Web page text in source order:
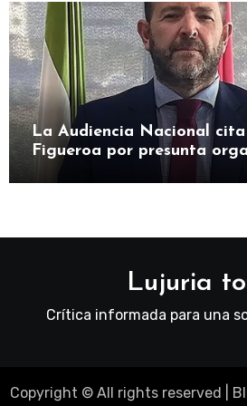
La Audiencia Nacional
Figueroa por presunta
Lujuria
Crítica informada para una
Copyright © All rights reserved